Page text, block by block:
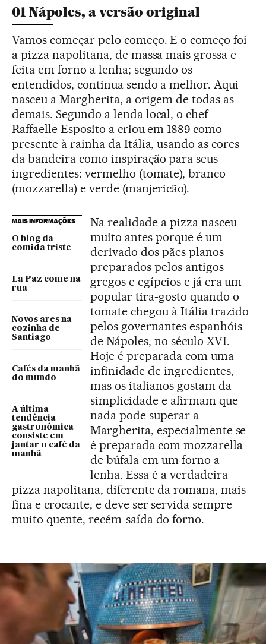
01 Nápoles, a versão original
Vamos começar pelo começo. E o começo foi
a pizza napolitana, de massa mais grossa e
feita em forno a lenha; segundo os
entendidos, continua sendo a melhor. Aqui
nasceu a Margherita, a origem de todas as
demais. Segundo a lenda local, o chef
Raffaelle Esposito a criou em 1889 como
presente à rainha da Itália, usando as cores
da bandeira como inspiração para seus
ingredientes: vermelho (tomate), branco
(mozzarella) e verde (manjericão).
MAIS INFORMAÇÕES
O blog da
comida triste
La Paz come na
rua
Novos ares na
cozinha de
Santiago
Cafés da manhã
do mundo
A última
tendência
gastronômica
consiste em
jantar o café da
manhã
Na realidade a pizza nasceu
muito antes porque é um
derivado dos pães planos
preparados pelos antigos
gregos e egípcios e já era um
popular tira-gosto quando o
tomate chegou à Itália trazido
pelos governantes espanhóis
de Nápoles, no século XVI.
Hoje é preparada com uma
infinidade de ingredientes,
mas os italianos gostam da
simplicidade e afirmam que
nada pode superar a
Margherita, especialmente se
é preparada com mozzarella
de búfala em um forno a
lenha. Essa é a verdadeira
pizza napolitana, diferente da romana, mais
fina e crocante, e deve ser servida sempre
muito quente, recém-saída do forno.